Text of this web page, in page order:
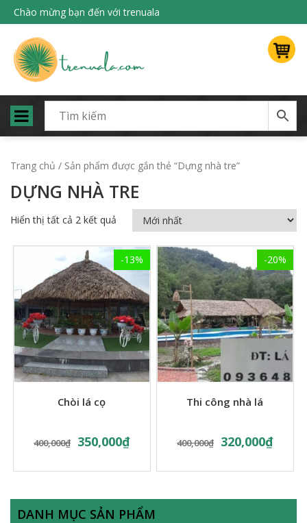
Chào mừng bạn đến với trenuala
Trang chủ / Sản phẩm được gắn thẻ “Dựng nhà tre”
DỰNG NHÀ TRE
Hiển thị tất cả 2 kết quả
-13%
Chòi lá cọ
400,000₫ 350,000₫
-20%
Thi công nhà lá
400,000₫ 320,000₫
DANH MỤC SẢN PHẨM